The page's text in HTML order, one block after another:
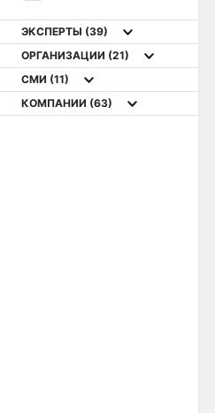
ЭКСПЕРТЫ (39)
ОРГАНИЗАЦИИ (21)
СМИ (11)
КОМПАНИИ (63)